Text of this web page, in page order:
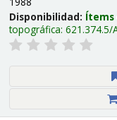
Disponibilidad: Ítems
topográfica: 621.374.5/